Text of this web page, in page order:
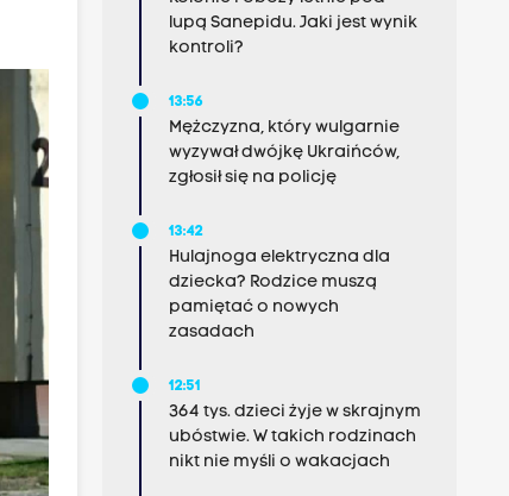
lupą Sanepidu. Jaki jest wynik
kontroli?
13:56
Mężczyzna, który wulgarnie
wyzywał dwójkę Ukraińców,
zgłosił się na policję
13:42
Hulajnoga elektryczna dla
dziecka? Rodzice muszą
pamiętać o nowych
zasadach
12:51
364 tys. dzieci żyje w skrajnym
ubóstwie. W takich rodzinach
nikt nie myśli o wakacjach